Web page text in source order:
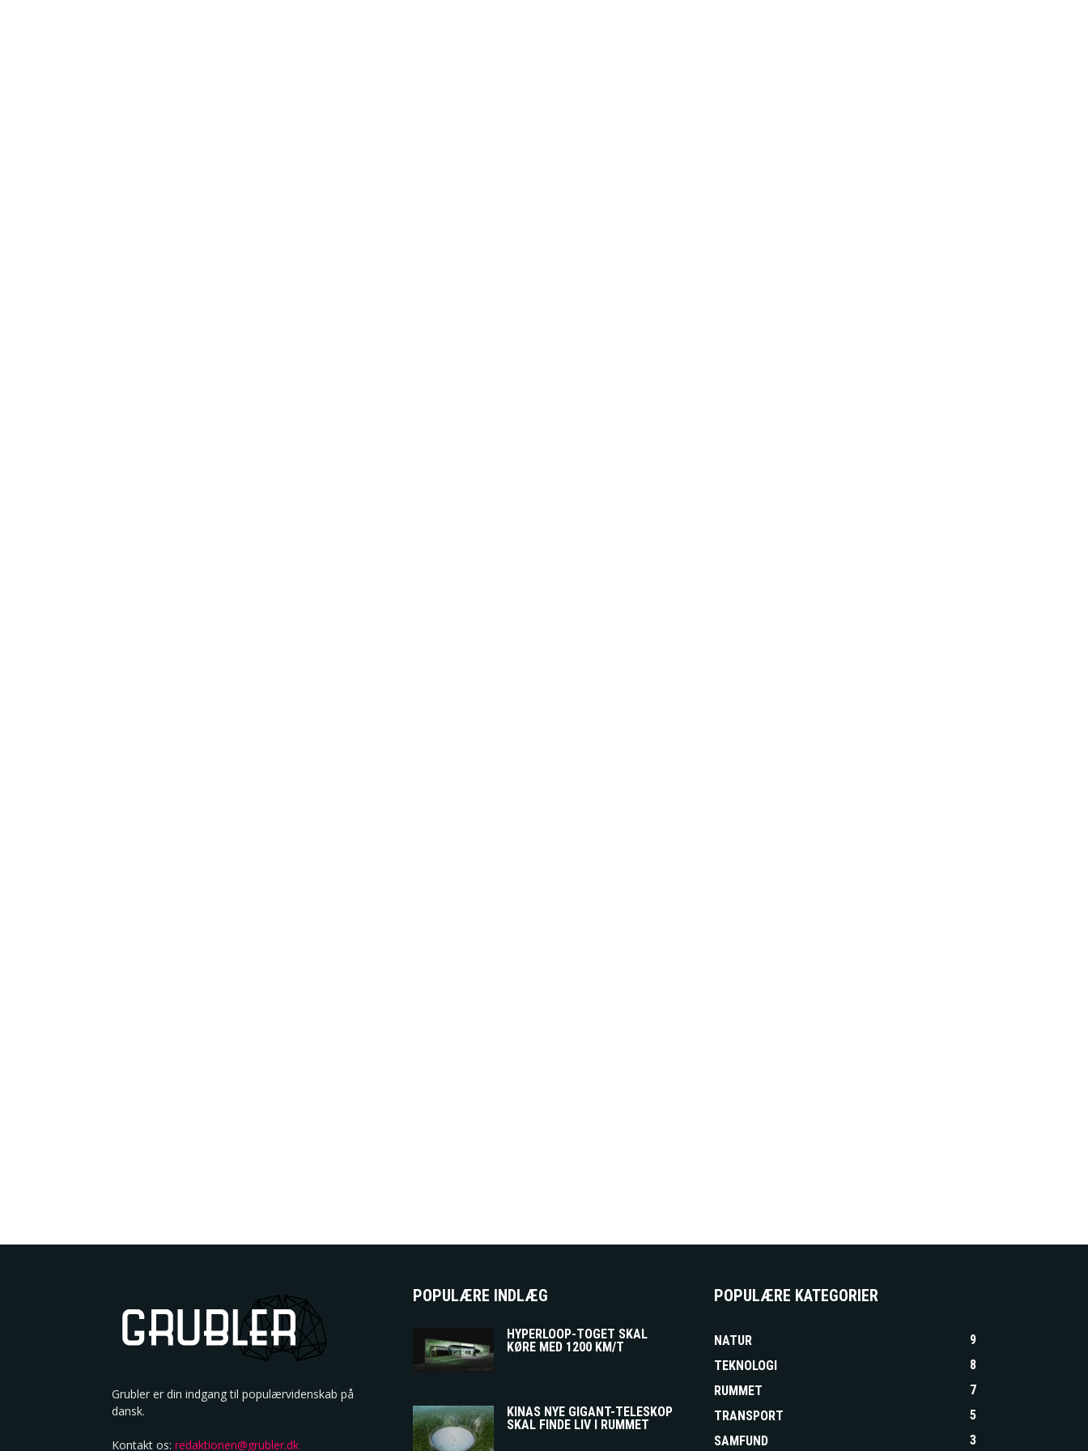
Grubler er din indgang til populærvidenskab på
dansk.
Kontakt os: redaktionen@grubler.dk
POPULÆRE INDLÆG
HYPERLOOP-TOGET SKAL
KØRE MED 1200 KM/T
KINAS NYE GIGANT-TELESKOP
SKAL FINDE LIV I RUMMET
POPULÆRE KATEGORIER
NATUR
9
TEKNOLOGI
8
RUMMET
7
TRANSPORT
5
SAMFUND
3